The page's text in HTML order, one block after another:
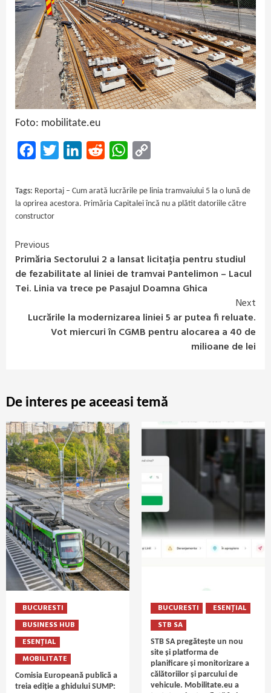
Foto: mobilitate.eu
FacebookTwitter LinkedInReddit WhatsApp
Tags: Reportaj – Cum arată lucrările pe linia tramvaiului 5 la o lună de
la oprirea acestora. Primăria Capitalei încă nu a plătit datoriile către
constructor
Continue
Reading
Previous
Primăria Sectorului 2 a lansat licitația pentru studiul
de fezabilitate al liniei de tramvai Pantelimon – Lacul
Tei. Linia va trece pe Pasajul Doamna Ghica
Next
Lucrările la modernizarea liniei 5 ar putea fi reluate.
Vot miercuri în CGMB pentru alocarea a 40 de
milioane de lei
De interes pe aceeasi temă
BUCURESTI
BUSINESS HUB
ESENȚIAL
MOBILITATE
Comisia Europeană publică a
treia ediție a ghidului SUMP:
BUCURESTI
ESENȚIAL
STB SA
STB SA pregătește un nou
site și platforma de
planificare și monitorizare a
călătoriilor și parcului de
vehicule. Mobilitate.eu a